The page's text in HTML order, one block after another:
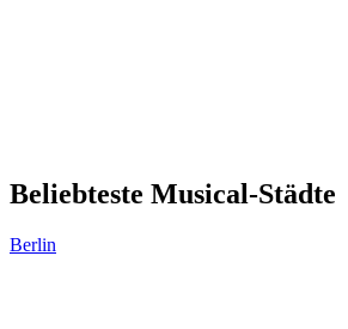
Beliebteste Musical-Städte
Berlin